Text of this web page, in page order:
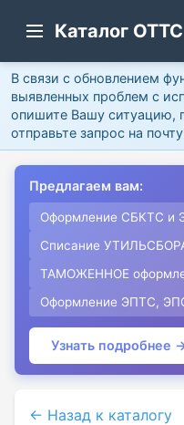
Каталог ОТТС
В связи с обновлением
выявленных проблем с
опишите Вашу ситуацию,
отправьте запрос на
Предлагаем вам:
Оформление СБКТС и
Списание
ТАМОЖЕННОЕ
Оформление ЭПТС,
Узнать подробнее
← Назад к каталогу